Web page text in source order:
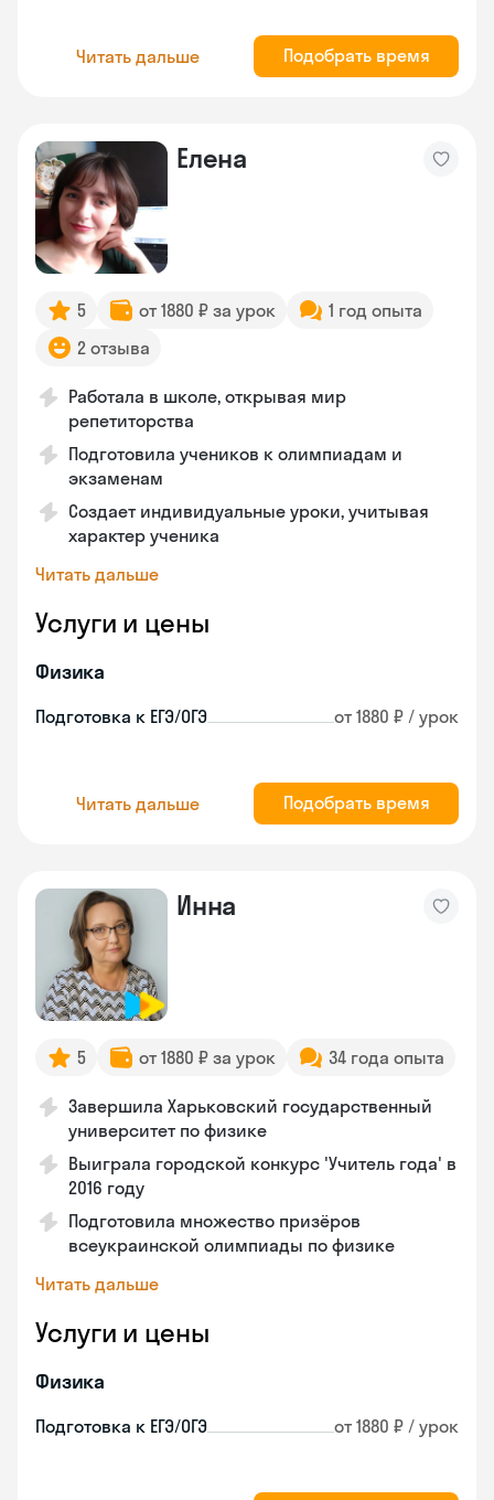
Читать дальше Подобрать время
Елена
5 от 1880 ₽ за урок
1 год опыта
2 отзыва
Работала в школе, открывая мир
репетиторства
Подготовила учеников к олимпиадам и
экзаменам
Создает индивидуальные уроки, учитывая
характер ученика
Читать дальше
Услуги и цены
Физика
Подготовка к ЕГЭ/ОГЭ от 1880 ₽ / урок
Читать дальше Подобрать время
Инна
5 от 1880 ₽ за урок 34 года опыта
Завершила Харьковский государственный
университет по физике
Выиграла городской конкурс 'Учитель года' в
2016 году
Подготовила множество призёров
всеукраинской олимпиады по физике
Читать дальше
Услуги и цены
Физика
Подготовка к ЕГЭ/ОГЭ от 1880 ₽ / урок